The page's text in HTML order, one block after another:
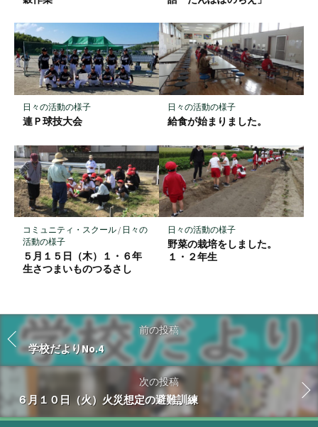
日々の活動の様子
連Ｐ球技大会
日々の活動の様子
給食が始まりました。
コミュニティ・スクール/ 日々の
活動の様子
５月１５日（木）１・６年
生さつまいものつるさし
日々の活動の様子
野菜の栽培をしました。
１・２年生
前の投稿
学校だよりNo.4
次の投稿
６月１０日（火）火災想定の避難訓練